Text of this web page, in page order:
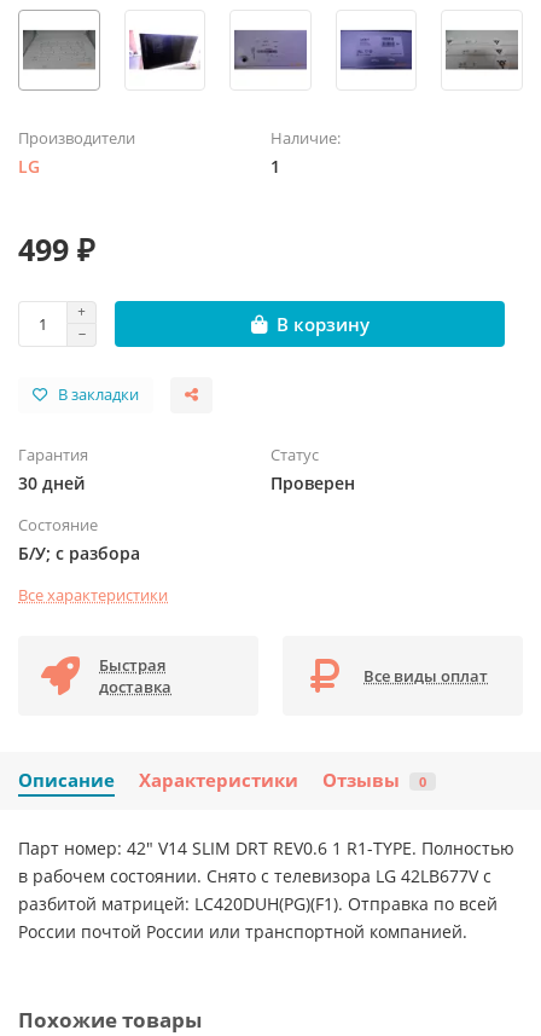
Производители
LG
Наличие:
1
499 ₽
В корзину
В закладки
Гарантия
30 дней
Статус
Проверен
Состояние
Б/У; с разбора
Все характеристики
Быстрая
доставка
Все виды оплат
Описание Характеристики Отзывы 0
Парт номер: 42" V14 SLIM DRT REV0.6 1 R1-TYPE. Полностью
в рабочем состоянии. Снято с телевизора LG 42LB677V с
разбитой матрицей: LC420DUH(PG)(F1). Отправка по всей
России почтой России или транспортной компанией.
Похожие товары